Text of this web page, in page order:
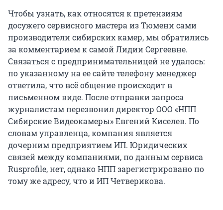
Чтобы узнать, как относятся к претензиям
досужего сервисного мастера из Тюмени сами
производители сибирских камер, мы обратились
за комментарием к самой Лидии Сергеевне.
Связаться с предпринимательницей не удалось:
по указанному на ее сайте телефону менеджер
ответила, что всё общение происходит в
письменном виде. После отправки запроса
журналистам перезвонил директор ООО «НПП
Сибирские Видеокамеры» Евгений Киселев. По
словам управленца, компания является
дочерним предприятием ИП. Юридических
связей между компаниями, по данным сервиса
Rusprofile, нет, однако НПП зарегистрировано по
тому же адресу, что и ИП Четверикова.